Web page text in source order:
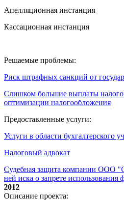
Апелляционная инстанция
Кассационная инстанция
Решаемые проблемы:
Риск штрафных санкций от
Слишком большие выплаты
оптимизации налогообложения
Предоставленные услуги:
Услуги в области бухгалтерского
Налоговый адвокат
Судебная защита компании ООО
ней иска о запрете
2012
Описание проекта: